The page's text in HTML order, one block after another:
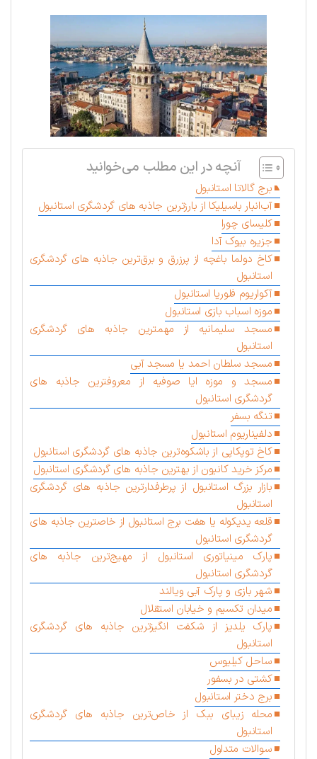
آنچه در این مطلب می‌خوانید
برج گالاتا استانبول
آب‌انبار باسیلیکا از بارزترین جاذبه های گردشگری استانبول
کلیسای چورا
جزیره بیوک آدا
کاخ دولما باغچه از پرزرق و برق‌ترین جاذبه های گردشگری
استانبول
آکواریوم فلوریا استانبول
موزه اسباب بازی استانبول
مسجد سلیمانیه از مهمترین جاذبه های گردشگری
استانبول
مسجد سلطان احمد یا مسجد آبی
مسجد و موزه ایا صوفیه از معروفترین جاذبه های
گردشگری استانبول
تنگه بسفر
دلفیناریوم استانبول
کاخ توپکاپی از باشکوه‌ترین جاذبه های گردشگری استانبول
مرکز خرید کانیون از بهترین جاذبه های گردشگری استانبول
بازار بزرگ استانبول از پرطرفدارترین جاذبه های گردشگری
استانبول
قلعه یدیکوله یا هفت برج استانبول از خاصترین جاذبه های
گردشگری استانبول
پارک مینیاتوری استانبول از مهیج‌ترین جاذبه های
گردشگری استانبول
شهر بازی و پارک آبی ویالند
میدان تکسیم و خیابان استقلال
پارک یلدیز از شکفت انگیزترین جاذبه های گردشگری
استانبول
ساحل کیلیوس
کشتی در بسفور
برج دختر استانبول
محله زیبای ببک از خاص‌ترین جاذبه های گردشگری
استانبول
سوالات متداول